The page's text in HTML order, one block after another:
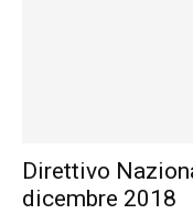
Direttivo
dicembre 2018